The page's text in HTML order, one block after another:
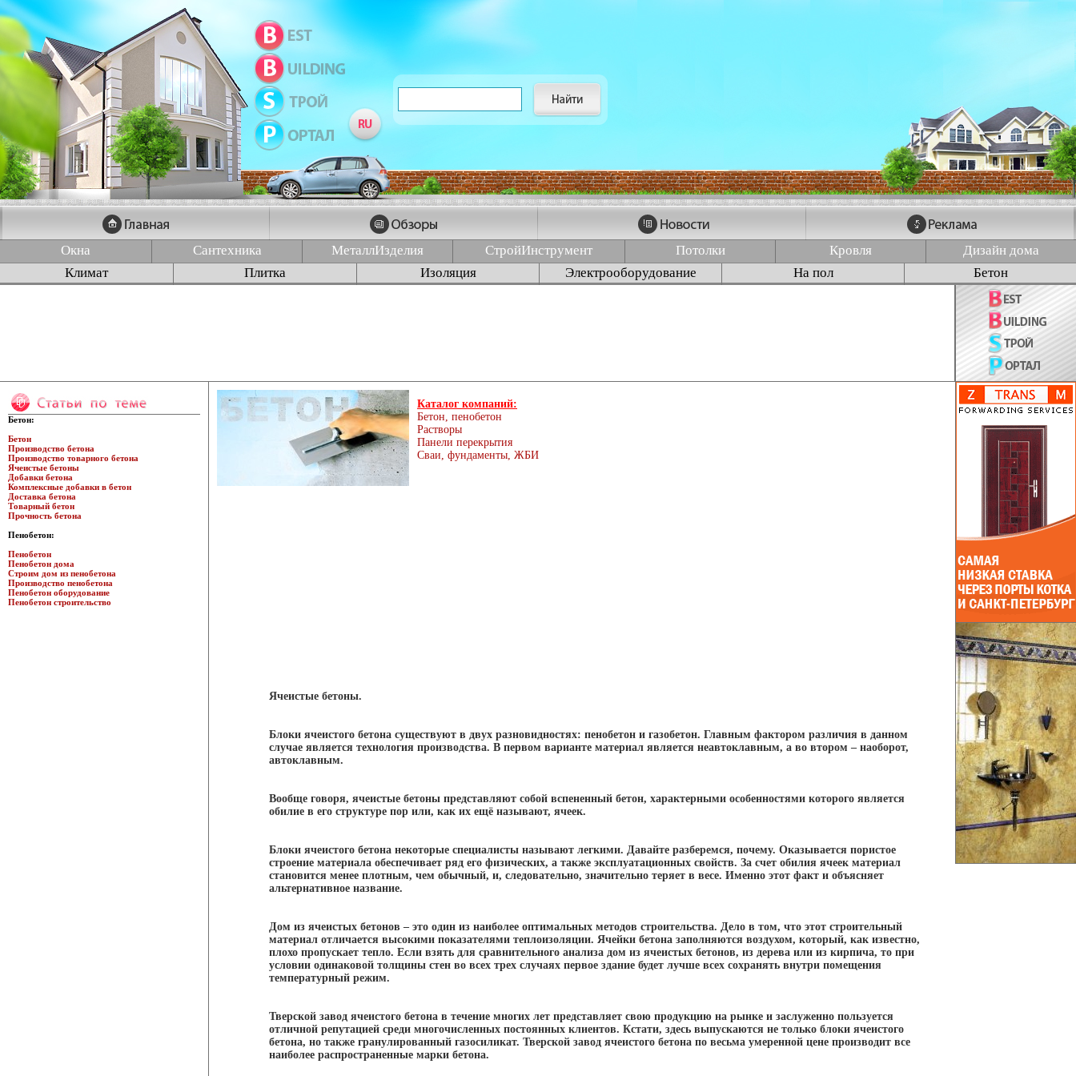
Окна Сантехника МеталлИзделия СтройИнструмент Потолки Кровля
Дизайн дома
Климат
Плитка Изоляция Электрооборудование На пол Бетон
Бетон:
Бетон
Производство бетона
Производство товарного бетона
Ячеистые бетоны
Добавки бетона
Комплексные добавки в бетон
Доставка бетона
Товарный бетон
Прочность бетона
Пенобетон:
Пенобетон
Пенобетон дома
Строим дом из пенобетона
Производство пенобетона
Пенобетон оборудование
Пенобетон строительство
Каталог компаний:
Бетон, пенобетон
Растворы
Панели перекрытия
Сваи, фундаменты, ЖБИ
Ячеистые бетоны.
Блоки ячеистого бетона существуют в двух разновидностях: пенобетон и газобетон. Главным фактором различия в данном
случае является технология производства. В первом варианте материал является неавтоклавным, а во втором – наоборот,
автоклавным.
Вообще говоря, ячеистые бетоны представляют собой вспененный бетон, характерными особенностями которого является
обилие в его структуре пор или, как их ещё называют, ячеек.
Блоки ячеистого бетона некоторые специалисты называют легкими. Давайте разберемся, почему. Оказывается пористое
строение материала обеспечивает ряд его физических, а также эксплуатационных свойств. За счет обилия ячеек материал
становится менее плотным, чем обычный, и, следовательно, значительно теряет в весе. Именно этот факт и объясняет
альтернативное название.
Дом из ячеистых бетонов – это один из наиболее оптимальных методов строительства. Дело в том, что этот строительный
материал отличается высокими показателями теплоизоляции. Ячейки бетона заполняются воздухом, который, как известно,
плохо пропускает тепло. Если взять для сравнительного анализа дом из ячеистых бетонов, из дерева или из кирпича, то при
условии одинаковой толщины стен во всех трех случаях первое здание будет лучше всех сохранять внутри помещения
температурный режим.
Тверской завод ячеистого бетона в течение многих лет представляет свою продукцию на рынке и заслуженно пользуется
отличной репутацией среди многочисленных постоянных клиентов. Кстати, здесь выпускаются не только блоки ячеистого
бетона, но также гранулированный газосиликат. Тверской завод ячеистого бетона по весьма умеренной цене производит все
наиболее распространенные марки бетона.